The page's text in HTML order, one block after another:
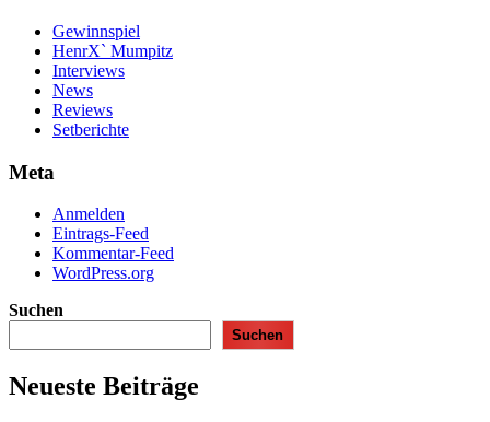
Gewinnspiel
HenrX` Mumpitz
Interviews
News
Reviews
Setberichte
Meta
Anmelden
Eintrags-Feed
Kommentar-Feed
WordPress.org
Suchen
Suchen
Neueste Beiträge